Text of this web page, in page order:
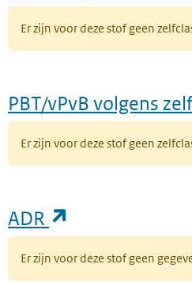
Er zijn voor deze stof geen
PBT/vPvB volgens
Er zijn voor deze stof geen
ADR
Er zijn voor deze stof geen